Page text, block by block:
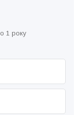
1 року